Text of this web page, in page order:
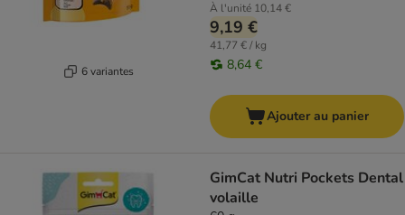
6 variantes
À l'unité 10,14 €
9,19 €
41,77 € / kg
8,64 €
Ajouter au panier
GimCat Nutri Pockets Dental
volaille